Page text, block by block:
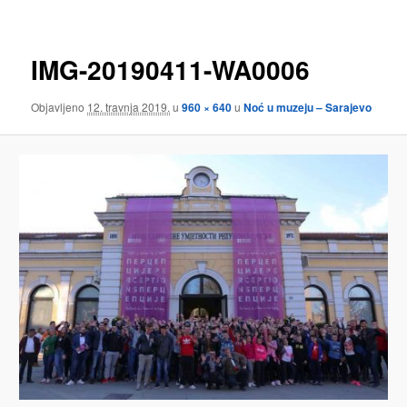
IMG-20190411-WA0006
Objavljeno 12. travnja 2019. u960 × 640uNoć u muzeju – Sarajevo